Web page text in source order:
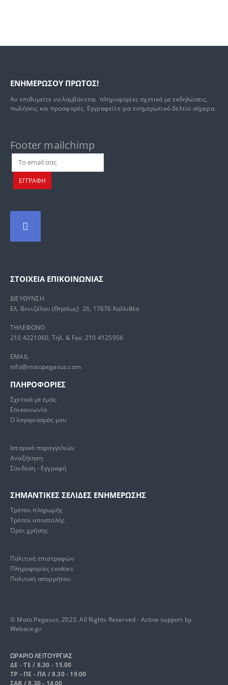
ΕΝΗΜΕΡΩΣΟΥ ΠΡΩΤΟΣ!
Αν επιθυμείτε να λαμβάνεται πληροφορίες σχετικά με εκδηλώσεις,
πωλήσεις και προσφορές. Εγγραφείτε για ενημερωτικό δελτίο σήμερα.
Footer mailchimp
. ΕΓΓΡΑΦΗ
ΣΤΟΙΧΕΊΑ ΕΠΙΚΟΙΝΩΝΊΑΣ
ΔΙΕΥΘΥΝΣΗ
Ελ. Βενιζέλου (Θησέως) 26, 17676 Καλλιθέα
ΤΗΛΕΦΩΝΟ
210 4221060, Τηλ. & Fax: 210 4125956
EMAIL
info@motopegasus.com
ΠΛΗΡΟΦΟΡΙΕΣ
Σχετικά με εμάς
Επικοινωνία
Ο λογαριασμός μου
Ιστορικό παραγγελιών
Αναζήτηση
Σύνδεση - Εγγραφή
ΣΗΜΑΝΤΙΚΕΣ ΣΕΛΙΔΕΣ ΕΝΗΜΕΡΩΣΗΣ
Τρόποι πληρωμής
Τρόποι αποστολής
Όροι χρήσης
Πολιτική επιστροφών
Πληροφορίες cookies
Πολιτική απορρήτου
© Moto Pegasus. 2023. All Rights Reserved - Active support by
Webace.gr
ΩΡΑΡΙΟ ΛΕΙΤΟΥΡΓΙΑΣ
ΔΕ - ΤΕ / 8.30 - 15.00
ΤΡ - ΠΕ - ΠΑ / 8.30 - 19.00
ΣΑΒ / 8.30 - 14.00